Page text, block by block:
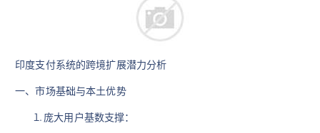
印度支付系统的跨境扩展潜力分析
一、市场基础与本土优势
庞大用户基数支撑：